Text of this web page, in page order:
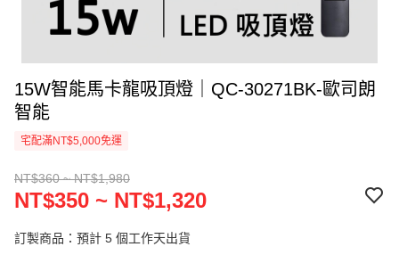
15W智能馬卡龍吸頂燈｜QC-30271BK-歐司朗
智能
宅配滿NT$5,000免運
NT$360 ~ NT$1,980
NT$350 ~ NT$1,320
訂製商品：預計 5 個工作天出貨